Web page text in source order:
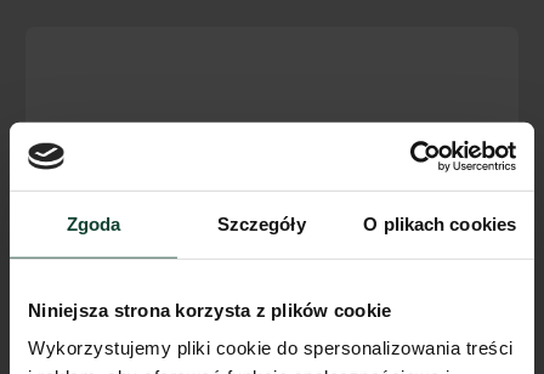
Zgoda Szczegóły O plikach cookies
Niniejsza strona korzysta z plików cookie
Wykorzystujemy pliki cookie do spersonalizowania treści